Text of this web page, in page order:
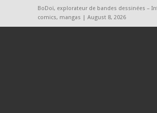
BoDoï, explorateur de bandes dessinées –
comics, mangas | August 8, 2026